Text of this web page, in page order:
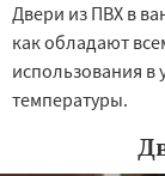
Двери из ПВХ в
как обладают
использования в
температуры.